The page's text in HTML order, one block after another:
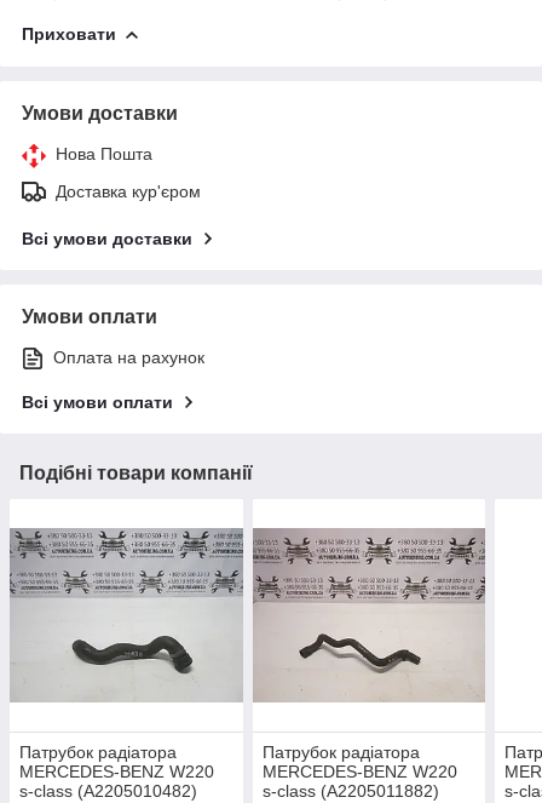
Приховати
Умови доставки
Нова Пошта
Доставка кур'єром
Всі умови доставки
Умови оплати
Оплата на рахунок
Всі умови оплати
Подібні товари компанії
Патрубок радіатора
MERCEDES-BENZ W220
s-class (A2205010482)
Патрубок радіатора
MERCEDES-BENZ W220
s-class (A2205011882)
s-